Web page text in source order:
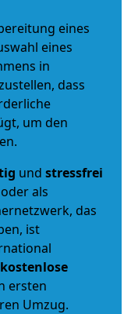
eines
eines
in
dass
um den
und stressfrei
oder als
das
ist
ersten
Umzug.